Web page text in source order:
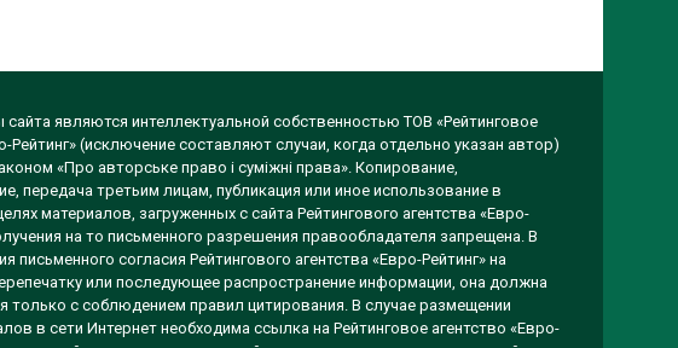
сайта являются интеллектуальной собственностью ТОВ «Рейтинговое
Рейтинг» (исключение составляют случаи, когда отдельно указан автор)
«Про авторське право і суміжні права». Копирование,
передача третьим лицам, публикация или иное использование в
материалов, загруженных с сайта Рейтингового агентства «Евро-
на то письменного разрешения правообладателя запрещена. В
письменного согласия Рейтингового агентства «Евро-Рейтинг» на
или последующее распространение информации, она должна
только с соблюдением правил цитирования. В случае размещении
в сети Интернет необходима ссылка на Рейтинговое агентство «Евро-